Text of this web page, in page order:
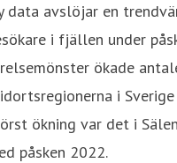
data avslöjar en
i fjällen under
ökade
i
ökning var det i
påsken 2022.